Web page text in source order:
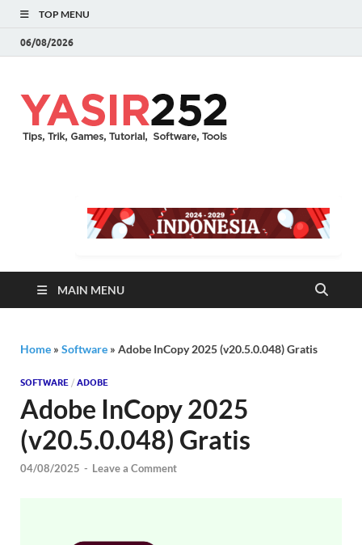
TOP MENU
06/08/2026
MAIN MENU
Home » Software » Adobe InCopy 2025 (v20.5.0.048) Gratis
SOFTWARE / ADOBE
Adobe InCopy 2025
(v20.5.0.048) Gratis
04/08/2025 - Leave a Comment